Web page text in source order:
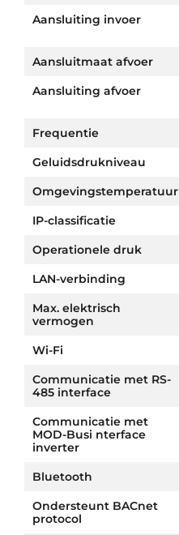
Aansluiting invoer
Aansluitmaat afvoer
Aansluiting afvoer
Frequentie
Geluidsdrukniveau
Omgevingstemperatuur
IP-classificatie
Operationele druk
LAN-verbinding
Max. elektrisch
vermogen
Wi-Fi
Communicatie met RS-
485 interface
Communicatie met
MOD-Busi nterface
inverter
Bluetooth
Ondersteunt BACnet
protocol